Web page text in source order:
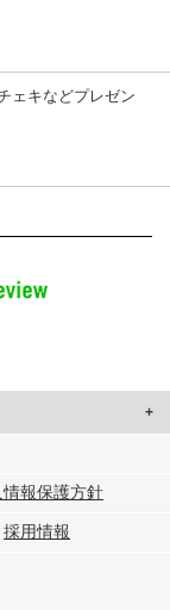
ェキなどプレゼン
コンテンツや広告の
ています。
供した他の情報や、
した他の情報を組み
情報保護方針
採用情報